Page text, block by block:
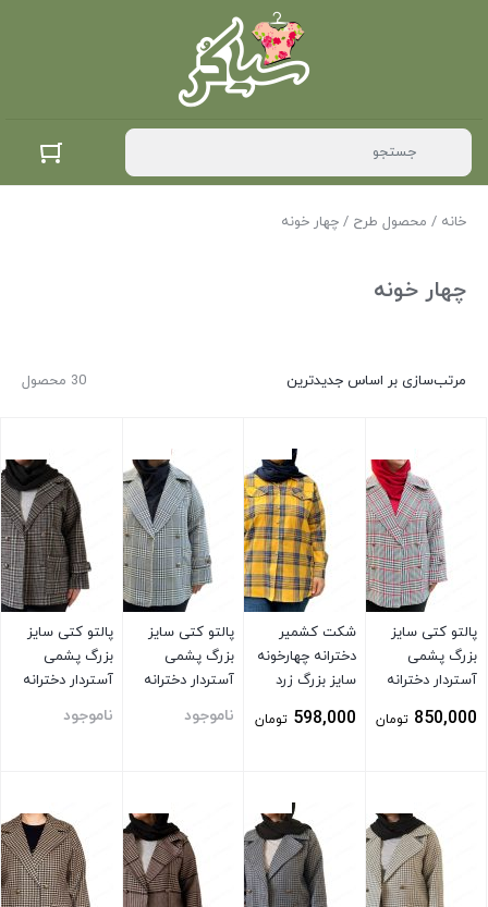
خانه / محصول طرح / چهار خونه
چهار خونه
30 محصول مرتب‌سازی بر اساس جدیدترین
پالتو کتی سایز
بزرگ پشمی
آستردار دخترانه
قرمز
850,000 تومان
شکت کشمیر
دخترانه چهارخونه
سایز بزرگ زرد
598,000 تومان
پالتو کتی سایز
بزرگ پشمی
آستردار دخترانه
سبز
ناموجود
پالتو کتی سایز
بزرگ پشمی
آستردار دخترانه
ناموجود